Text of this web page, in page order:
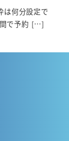
は何分設定で
で予約 […]